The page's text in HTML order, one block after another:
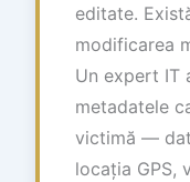
editate.
modificarea
Un expert IT
metadatele
victimă —
locația GPS,